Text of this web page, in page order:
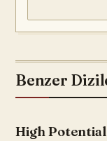
Benzer
High Potential